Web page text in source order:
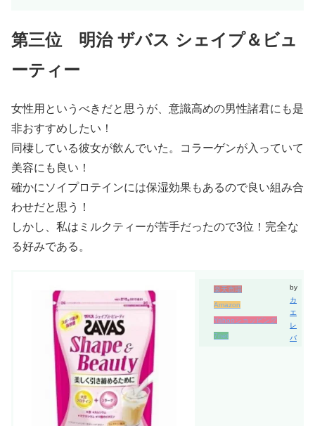
第三位 明治 ザバス シェイプ＆ビュ
ーティー
女性用というべきだと思うが、意識高めの男性諸君にも是
非おすすめしたい！
同棲している彼女が飲んでいた。コラーゲンが入っていて
美容にも良い！
確かにソイプロテインには保湿効果もあるので良い組み合
わせだと思う！
しかし、私はミルクティーが苦手だったので3位！完全な
る好みである。
楽天市場
Amazon
Yahooショッピング
7net
by
カ
エ
レ
バ